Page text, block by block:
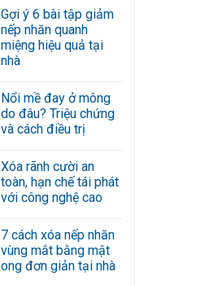
Gợi ý 6 bài tập giảm
nếp nhăn quanh
miệng hiệu quả tại
nhà
bình
luận
ở
Gợi
bài
tập
giảm
nếp
nhăn
hiệu
quả
tại
nhà
Nổi mề đay ở mông
do đâu? Triệu chứng
và cách điều trị
bình
luận
ở
Nổi
ở
mông
do
đâu?
Triệu
Xóa rãnh cười an
toàn, hạn chế tái phát
với công nghệ cao
bình
luận
ở
Xóa
7 cách xóa nếp nhăn
vùng mắt bằng mật
ong đơn giản tại nhà